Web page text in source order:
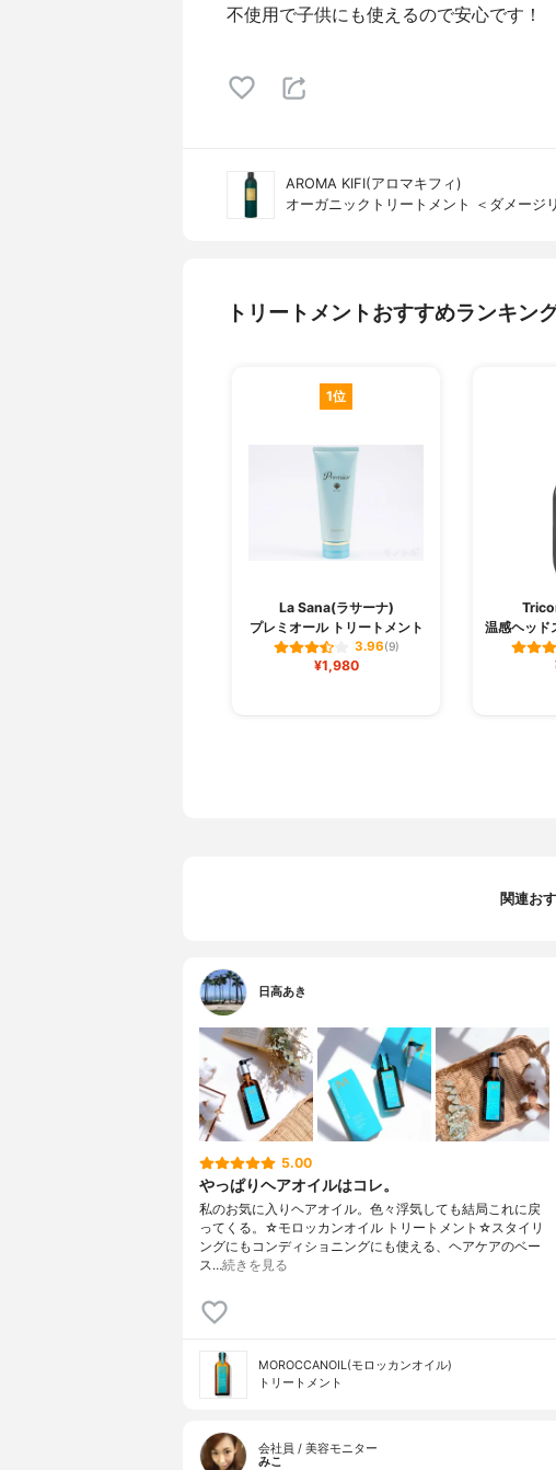
不使用で子供にも使えるので安心です！
AROMA KIFI(アロマキフィ)
オーガニックトリートメント ＜ダメージ
トリートメントおすすめランキン
1位
La Sana(ラサーナ)
プレミオール トリートメント
3.96(9)
¥1,980
温感ヘッド
関連お
日高あき
5.00
やっぱりヘアオイルはコレ。
私のお気に入りヘアオイル。色々浮気しても結局これに戻
ってくる。☆モロッカンオイル トリートメント☆スタイリ
ングにもコンディショニングにも使える、ヘアケアのベー
ス…続きを見る
MOROCCANOIL(モロッカンオイル)
トリートメント
会社員 / 美容モニター
みこ